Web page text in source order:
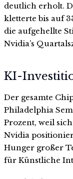
deutlich erholt.
kletterte bis auf
die aufgehellte
Nvidia’s
KI-
Der gesamte
Philadelphia
Prozent, weil
Nvidia
Hunger großer
für Künstliche